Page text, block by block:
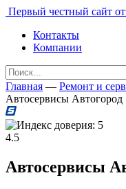
Первый честный сайт
Контакты
Компании
Главная — Ремонт и
Автосервисы Автогород
4.5
Автосервисы